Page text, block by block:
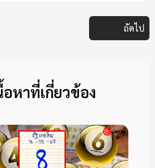
ถัดไป
อหาที่เกี่ยวข้อง